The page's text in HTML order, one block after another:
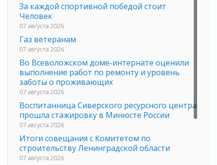
За каждой спортивной победой стоит
Человек
07 августа 2026
Газ ветеранам
07 августа 2026
Во Всеволожском доме-интернате оценили
выполнение работ по ремонту и уровень
заботы о проживающих
07 августа 2026
Воспитанница Сиверского ресурсного центра
прошла стажировку в Минюсте России
07 августа 2026
Итоги совещания с Комитетом по
строительству Ленинградской области
07 августа 2026